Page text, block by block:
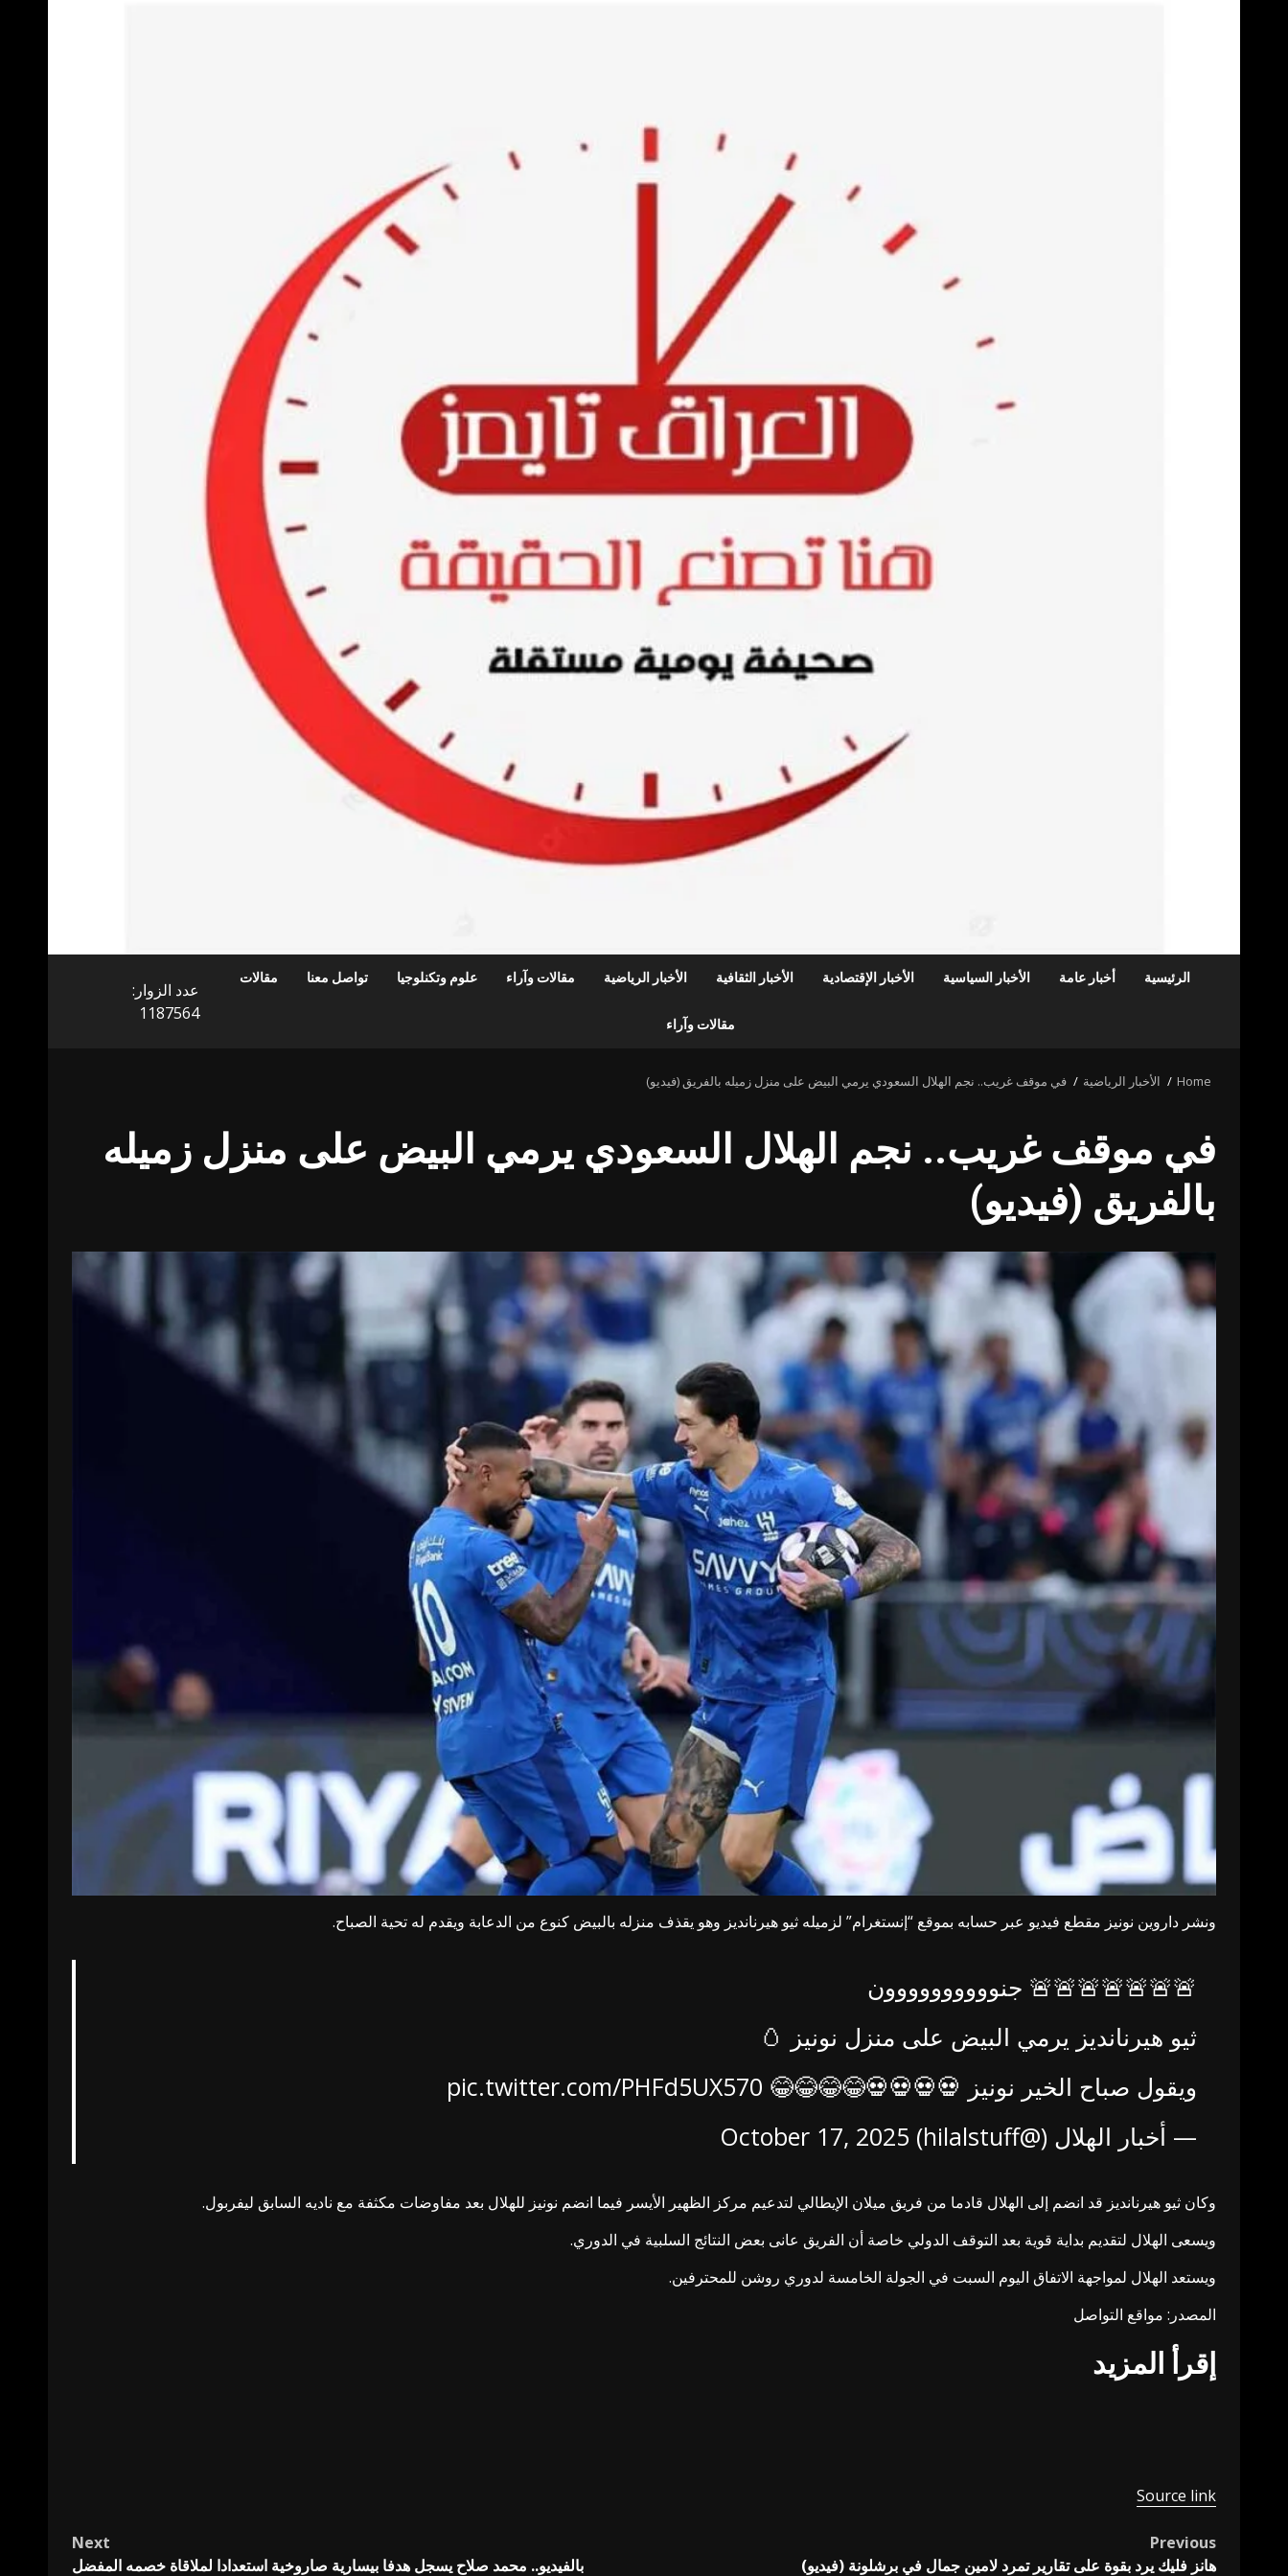
الرئيسية أخبار عامة الأخبار السياسية الأخبار الإقتصادية الأخبار الثقافية الأخبار الرياضية مقالات وآراء علوم وتكنلوجيا تواصل معنا مقالات
مقالات وآراء
عدد الزوار:
1187564
Home الأخبار الرياضية في موقف غريب.. نجم الهلال السعودي يرمي البيض على منزل زميله بالفريق (فيديو)
في موقف غريب.. نجم الهلال السعودي يرمي البيض على منزل زميله
بالفريق (فيديو)
ونشر داروين نونيز مقطع فيديو عبر حسابه بموقع “إنستغرام” لزميله ثيو هيرنانديز وهو يقذف منزله بالبيض كنوع من الدعابة ويقدم له تحية الصباح.
🚨🚨🚨🚨🚨🚨🚨 جنوووووووووون
ثيو هيرنانديز يرمي البيض على منزل نونيز 🥚
ويقول صباح الخير نونيز 💀💀💀💀😂😂😂😂 pic.twitter.com/PHFd5UX570
— أخبار الهلال (@hilalstuff)
October 17, 2025
وكان ثيو هيرنانديز قد انضم إلى الهلال قادما من فريق ميلان الإيطالي لتدعيم مركز الظهير الأيسر فيما انضم نونيز للهلال بعد مفاوضات مكثفة مع ناديه السابق ليفربول.
ويسعى الهلال لتقديم بداية قوية بعد التوقف الدولي خاصة أن الفريق عانى بعض النتائج السلبية في الدوري.
ويستعد الهلال لمواجهة الاتفاق اليوم السبت في الجولة الخامسة لدوري روشن للمحترفين.
المصدر: مواقع التواصل
إقرأ المزيد
Source link
Post
Previous
هانز فليك يرد بقوة على تقارير تمرد لامين جمال في برشلونة (فيديو)
Next
بالفيديو.. محمد صلاح يسجل هدفا بيسارية صاروخية استعدادا لملاقاة خصمه المفضل